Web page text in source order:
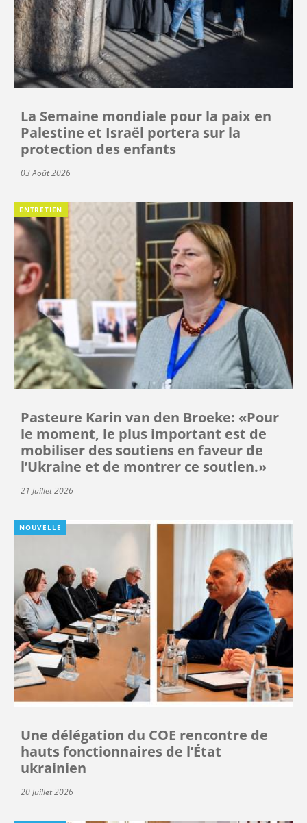
La Semaine mondiale pour la paix en
Palestine et Israël portera sur la
protection des enfants
03 Août 2026
ENTRETIEN
Pasteure Karin van den Broeke: «Pour
le moment, le plus important est de
mobiliser des soutiens en faveur de
l’Ukraine et de montrer ce soutien.»
21 Juillet 2026
NOUVELLE
Une délégation du COE rencontre de
hauts fonctionnaires de l’État
ukrainien
20 Juillet 2026